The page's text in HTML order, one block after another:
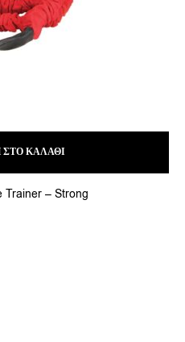
ΚΑΛΆΘΙ
Trainer – Strong